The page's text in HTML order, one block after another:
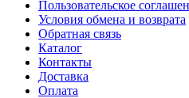
Пользовательское
Условия обмена и возврата
Обратная связь
Каталог
Контакты
Доставка
Оплата